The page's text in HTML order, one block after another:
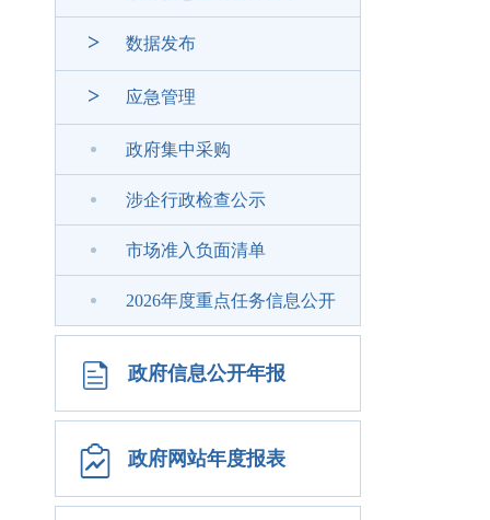
> 数据发布
> 应急管理
政府集中采购
涉企行政检查公示
市场准入负面清单
2026年度重点任务信息公开
政府信息公开年报
政府网站年度报表